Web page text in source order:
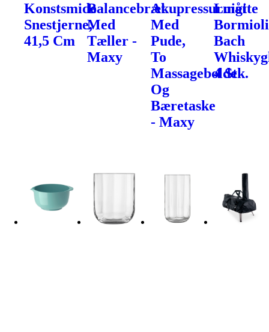
Konstsmide
Snestjerne,
41,5 Cm
Balancebræt
Med
Tæller -
Maxy
Akupressurmåtte
Med
Pude,
To
Massagebolde
Og
Bæretaske
- Maxy
Luigi
Bormioli
Bach
4 Stk.